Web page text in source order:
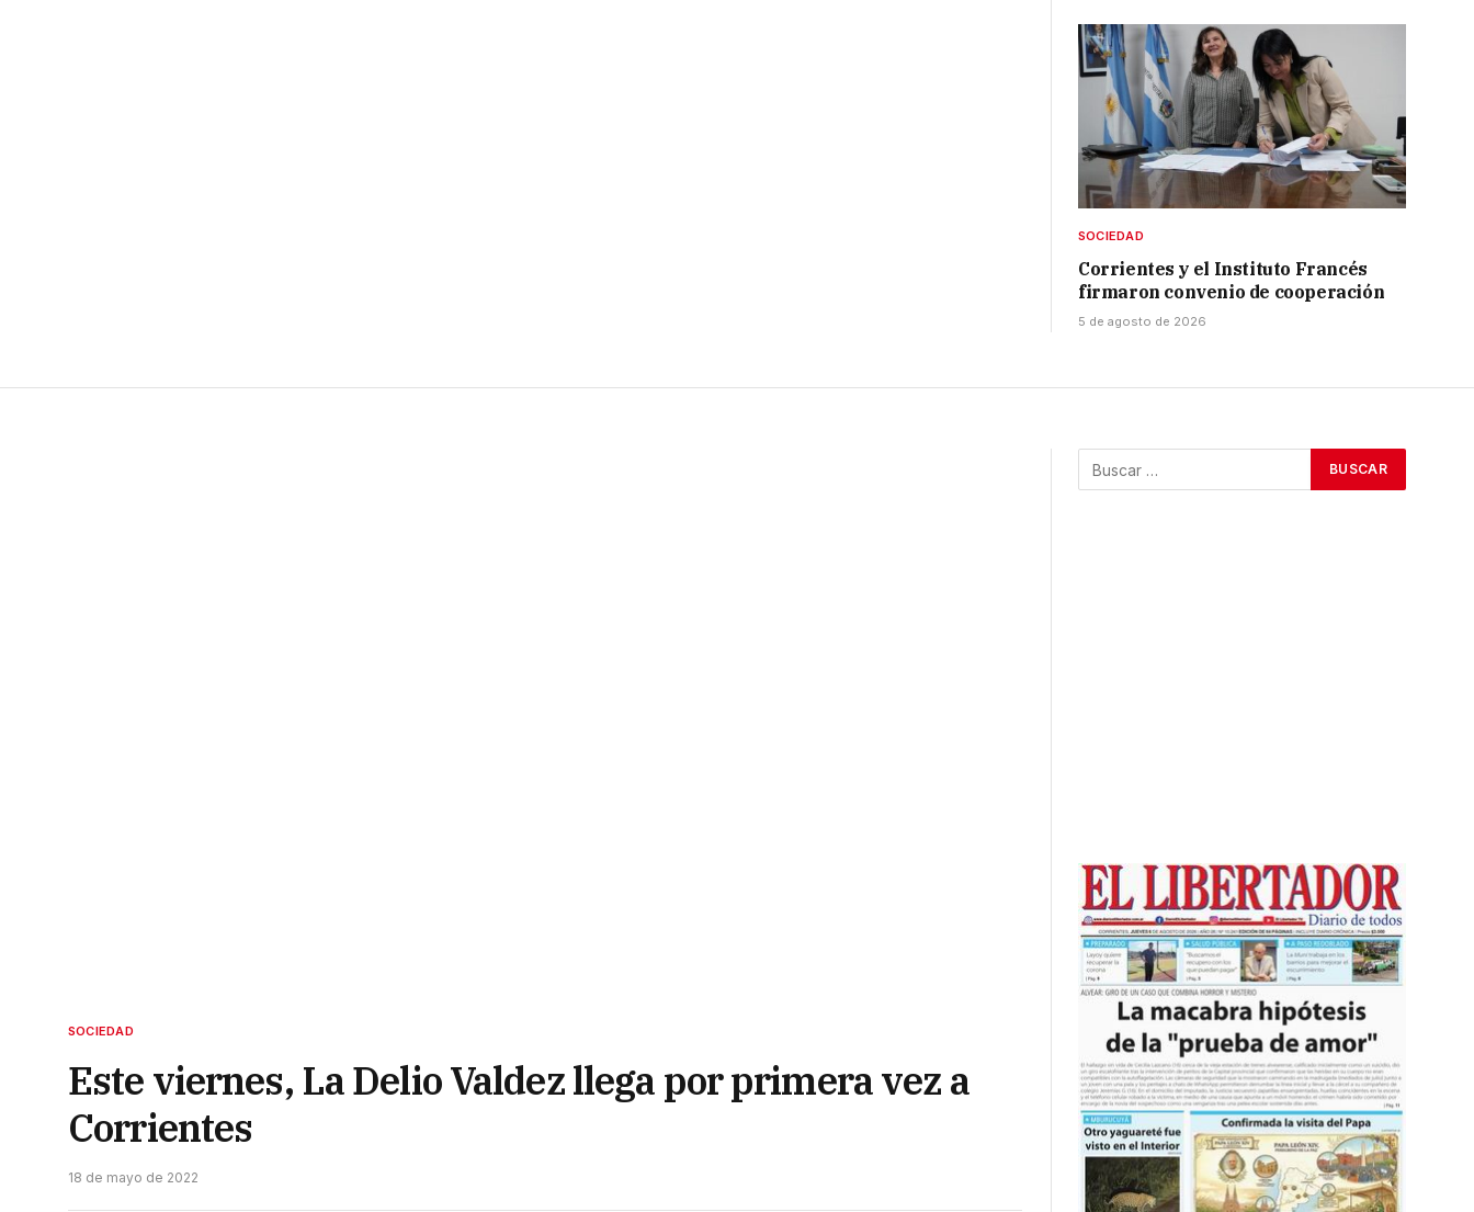
SOCIEDAD
Corrientes y el Instituto Francés
firmaron convenio de cooperación
5 de agosto de 2026
SOCIEDAD
Este viernes, La Delio Valdez llega por primera vez a
Corrientes
18 de mayo de 2022